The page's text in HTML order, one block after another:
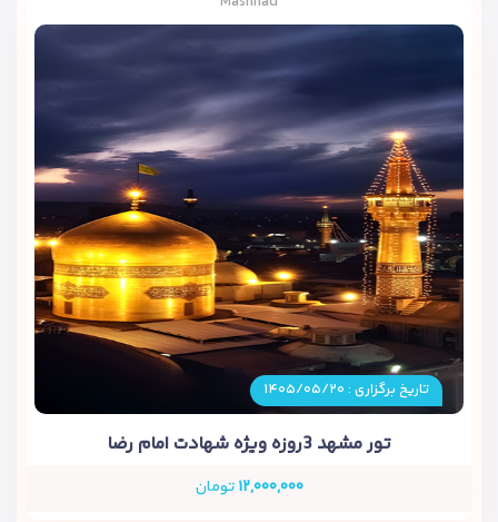
تاریخ برگزاری : ۱۴۰۵/۰۵/۲۰
تور مشهد 3روزه ویژه شهادت امام رضا
۱۲,۰۰۰,۰۰۰تومان